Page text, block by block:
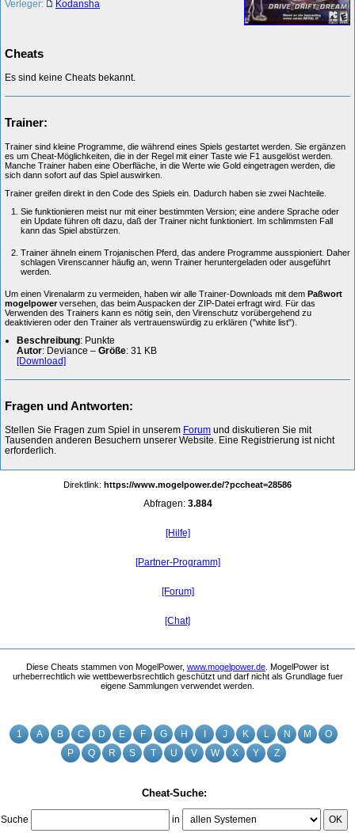
1 A B C D E F G H J K L N M
O
P
Q R S T U V W X Y Z
Cheat-Suche:
Suche in OK
Verleger:
Kodansha
Cheats
Es sind keine Cheats bekannt.
Trainer:
Trainer sind kleine Programme, die während eines Spiels gestartet werden. Sie ergänzen
es um Cheat-Möglichkeiten, die in der Regel mit einer Taste wie F1 ausgelöst werden.
Manche Trainer haben eine Oberfläche, in die Werte wie Gold eingetragen werden, die
sich dann sofort auf das Spiel auswirken.
Trainer greifen direkt in den Code des Spiels ein. Dadurch haben sie zwei Nachteile.
Sie funktionieren meist nur mit einer bestimmten Version; eine andere Sprache oder
ein Update führen oft dazu, daß der Trainer nicht funktioniert. Im schlimmsten Fall
kann das Spiel abstürzen.
Trainer ähneln einem Trojanischen Pferd, das andere Programme ausspioniert. Daher
schlagen Virenscanner häufig an, wenn Trainer heruntergeladen oder ausgeführt
werden.
Um einen Virenalarm zu vermeiden, haben wir alle Trainer-Downloads mit dem Paßwort
mogelpowerversehen, das beim Auspacken der ZIP-Datei erfragt wird. Für das
Verwenden des Trainers kann es nötig sein, den Virenschutz vorübergehend zu
deaktivieren oder den Trainer als vertrauenswürdig zu erklären ("white list").
Beschreibung: Punkte
Autor: Deviance – Größe: 31 KB
[Download]
Fragen und Antworten:
Stellen Sie Fragen zum Spiel in unserem Forum und diskutieren Sie mit
Tausenden anderen Besuchern unserer Website. Eine Registrierung ist nicht
erforderlich.
Direktlink: https://www.mogelpower.de/?pccheat=28586
Abfragen: 3.884
[Hilfe]
[Partner-Programm]
[Forum]
[Chat]
Diese Cheats stammen von MogelPower, www.mogelpower.de. MogelPower ist
urheberrechtlich wie wettbewerbsrechtlich geschützt und darf nicht als Grundlage fuer
eigene Sammlungen verwendet werden.